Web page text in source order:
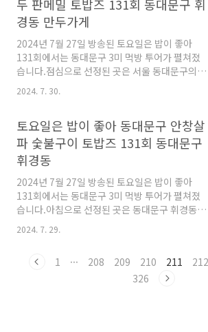
청량리동 청국장집 이곳은 소문난 청국장집으로,
전국 한식파들의 성지라고 하는데요. 이 식당은
구수한 청국장을 만들기 위해 100% 국내산 백태
를 사용해 청국장을 띄우고 있다고 해요. 만드는
방식도 옛날 방식 그대로 지푸라기와 면포를 깐
장 만드는 것도 손이 많이 갈텐데, 밑반찬도 매일
두 판메밀 토밥즈 131회 동대문구 휘
경동 만두가게
2024년 7월 27일 방송된 토요일은 밥이 좋아
131회에서는 동대문구 3미 먹방 투어가 펼쳐졌
습니다.점심으로 선정된 곳은 서울 동대문구의
43년 전통이 깃든 0.5mm 시스루 만두피 고기만
두와 판메밀을 파는 식당이었습니다.토요일은 밥
어디인지 정보를 알아보았습니다. 토요일은 밥이
좋아 동대문구 휘경동 고기만두 판메밀 토요일은
밥이 좋아 멤버들은 점심식사로 동대문구 휘경동
의 고기만두 맛집을 찾았습니다.이곳에서 43년
간 장사를 했다는데요.하루에 판메밀 400그릇,
만두는 4000개가 팔리고 있다고 합니다. 만두가
게 안에 들어서자 정갈한 만두소가 눈에 띄었습
피를 만들고 있었어요.만두피 반죽은 24시간 숙
2024. 7. 30.
토요일은 밥이 좋아 동대문구 안창살
파 숯불구이 토밥즈 131회 동대문구
휘경동
2024년 7월 27일 방송된 토요일은 밥이 좋아
131회에서는 동대문구 3미 먹방 투어가 펼쳐졌
습니다.아침으로 선정된 곳은 동대문구 휘경동에
위치한, 즉석 비법 양념에 야자 숯으로 직화구이
를 하는 생안창살 파 숯불구이집이었는데요.토요
깃집은 어디인지 정보를 알아보았습니다. 토요일
은 밥이 좋아 동대문구 휘경동 생안창살 파 숯불
2024. 7. 29.
1 ··· 208 209 210 211 212
326